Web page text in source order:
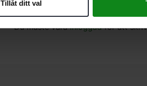
Tillåt ditt val
Bli först med att recensera ”Festool
Du måste varainloggadför att